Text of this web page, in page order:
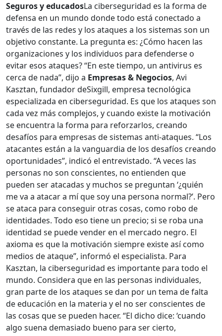
Seguros y educadosLa ciberseguridad es la forma de
defensa en un mundo donde todo está conectado a
través de las redes y los ataques a los sistemas son un
objetivo constante. La pregunta es: ¿Cómo hacen las
organizaciones y los individuos para defenderse o
evitar esos ataques? “En este tiempo, un antivirus es
cerca de nada”, dijo a Empresas & Negocios, Avi
Kasztan, fundador deSixgill, empresa tecnológica
especializada en ciberseguridad. Es que los ataques son
cada vez más complejos, y cuando existe la motivación
se encuentra la forma para reforzarlos, creando
desafíos para empresas de sistemas anti-ataques. “Los
atacantes están a la vanguardia de los desafíos creando
oportunidades”, indicó el entrevistado. “A veces las
personas no son conscientes, no entienden que
pueden ser atacadas y muchos se preguntan ‘¿quién
me va a atacar a mí que soy una persona normal?’. Pero
se ataca para conseguir otras cosas, como robo de
identidades. Todo eso tiene un precio; si se roba una
identidad se puede vender en el mercado negro. El
axioma es que la motivación siempre existe así como
medios de ataque”, informó el especialista. Para
Kasztan, la ciberseguridad es importante para todo el
mundo. Considera que en las personas individuales,
gran parte de los ataques se dan por un tema de falta
de educación en la materia y el no ser conscientes de
las cosas que se pueden hacer. “El dicho dice: ‘cuando
algo suena demasiado bueno para ser cierto,